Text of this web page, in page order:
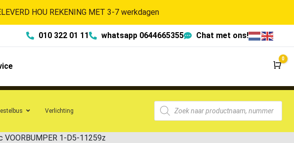
HOU REKENING MET 3-7 werkdagen
010 322 01 11 whatsapp 0644665355 Chat met ons!
0
Verlichting
VOORBUMPER 1-D5-11259z